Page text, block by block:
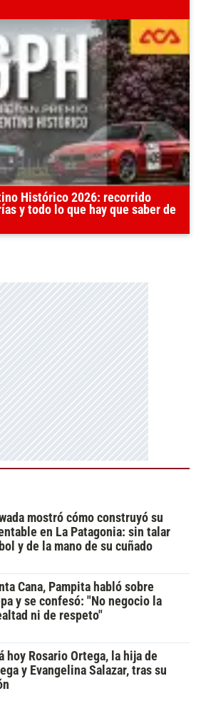
Histórico 2026: recorrido
y todo lo que hay que saber de
mostró cómo construyó su
en La Patagonia: sin talar
y de la mano de su cuñado
Cana, Pampita habló sobre
y se confesó: "No negocio la
ni de respeto"
hoy Rosario Ortega, la hija de
y Evangelina Salazar, tras su